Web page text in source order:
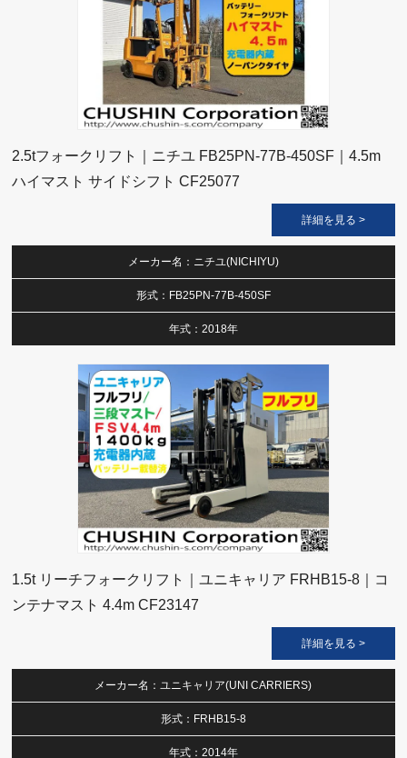
2.5tフォークリフト｜ニチユ FB25PN-77B-450SF｜4.5m
ハイマスト サイドシフト CF25077
詳細を見る >
メーカー名：ニチユ(NICHIYU)
形式：FB25PN-77B-450SF
年式：2018年
1.5t リーチフォークリフト｜ユニキャリア FRHB15-8｜コ
ンテナマスト 4.4m CF23147
詳細を見る >
メーカー名：ユニキャリア(UNI CARRIERS)
形式：FRHB15-8
年式：2014年